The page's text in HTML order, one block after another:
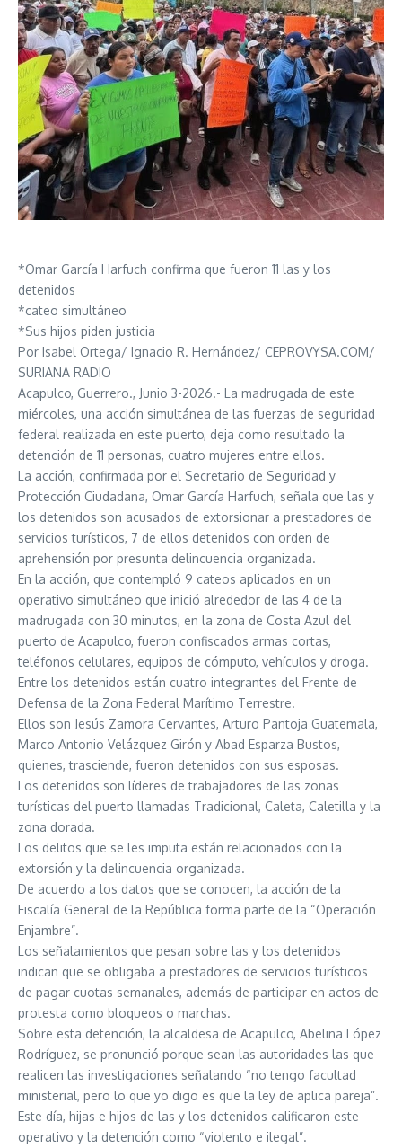
*Omar García Harfuch confirma que fueron 11 las y los
detenidos
*cateo simultáneo
*Sus hijos piden justicia
Por Isabel Ortega/ Ignacio R. Hernández/ CEPROVYSA.COM/
SURIANA RADIO
Acapulco, Guerrero., Junio 3-2026.- La madrugada de este
miércoles, una acción simultánea de las fuerzas de seguridad
federal realizada en este puerto, deja como resultado la
detención de 11 personas, cuatro mujeres entre ellos.
La acción, confirmada por el Secretario de Seguridad y
Protección Ciudadana, Omar García Harfuch, señala que las y
los detenidos son acusados de extorsionar a prestadores de
servicios turísticos, 7 de ellos detenidos con orden de
aprehensión por presunta delincuencia organizada.
En la acción, que contempló 9 cateos aplicados en un
operativo simultáneo que inició alrededor de las 4 de la
madrugada con 30 minutos, en la zona de Costa Azul del
puerto de Acapulco, fueron confiscados armas cortas,
teléfonos celulares, equipos de cómputo, vehículos y droga.
Entre los detenidos están cuatro integrantes del Frente de
Defensa de la Zona Federal Marítimo Terrestre.
Ellos son Jesús Zamora Cervantes, Arturo Pantoja Guatemala,
Marco Antonio Velázquez Girón y Abad Esparza Bustos,
quienes, trasciende, fueron detenidos con sus esposas.
Los detenidos son líderes de trabajadores de las zonas
turísticas del puerto llamadas Tradicional, Caleta, Caletilla y la
zona dorada.
Los delitos que se les imputa están relacionados con la
extorsión y la delincuencia organizada.
De acuerdo a los datos que se conocen, la acción de la
Fiscalía General de la República forma parte de la “Operación
Enjambre”.
Los señalamientos que pesan sobre las y los detenidos
indican que se obligaba a prestadores de servicios turísticos
de pagar cuotas semanales, además de participar en actos de
protesta como bloqueos o marchas.
Sobre esta detención, la alcaldesa de Acapulco, Abelina López
Rodríguez, se pronunció porque sean las autoridades las que
realicen las investigaciones señalando “no tengo facultad
ministerial, pero lo que yo digo es que la ley de aplica pareja”.
Este día, hijas e hijos de las y los detenidos calificaron este
operativo y la detención como “violento e ilegal”.